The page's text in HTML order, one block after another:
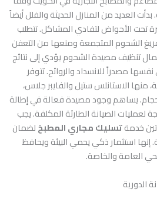
بدأت العديد من المنازل الحديثة والفلل أيضاً
تحت الأحواض لتفادي المشاكل. تتطلب
الشحوم المتجمعة ومنعها من التعفن
تنظيف مصيدة الشحوم يؤدي إلى نتائج
مصدراً للانسداد والروائح. تتوفر
منها الاستانلس ستيل والفايبر جلاس،
يساهم وجود مصيدة فعالة في إطالة
لعمليات الصيانة الطارئة المكلفة. يجب
خدمةتسليك مجاري المطبخلضمان
استثمار ذكي يحمي البيئة ويحافظ
العامة والخاصة.